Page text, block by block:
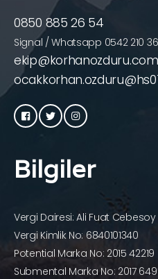
0850 885 26 54
Signal / Whatsapp 0542 210
ekip@korhanozduru.com
Bilgiler
Vergi Dairesi: Ali Fuat Cebesoy
Vergi Kimlik No: 6840101340
Potential Marka No: 2015 42219
Submental Marka No: 2017